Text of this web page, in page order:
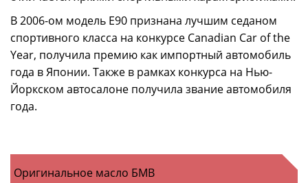
В 2006-ом модель E90 признана лучшим седаном
спортивного класса на конкурсе Canadian Car of the
Year, получила премию как импортный автомобиль
года в Японии. Также в рамках конкурса на Нью-
Йоркском автосалоне получила звание автомобиля
года.
Оригинальное масло БМВ